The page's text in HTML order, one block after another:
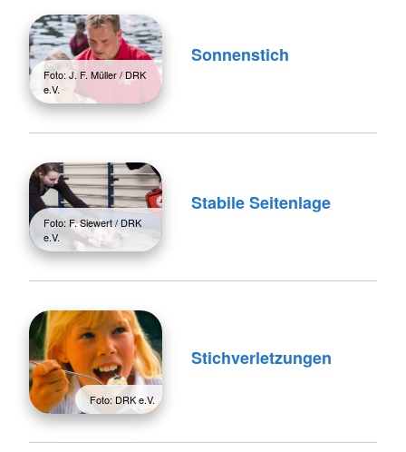
Foto: J. F. Müller / DRK
e.V.
Sonnenstich
Foto: F. Siewert / DRK
e.V.
Stabile Seitenlage
Foto: DRK e.V.
Stichverletzungen